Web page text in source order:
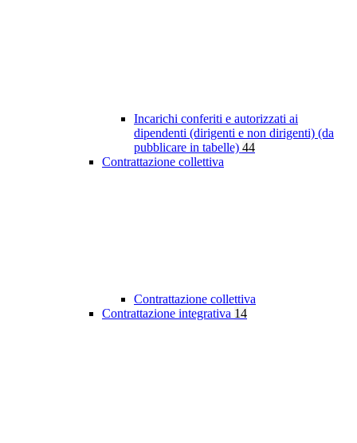
Incarichi conferiti e autorizzati ai
dipendenti (dirigenti e non dirigenti) (da
pubblicare in tabelle) 44
Contrattazione collettiva
Contrattazione collettiva
Contrattazione integrativa 14